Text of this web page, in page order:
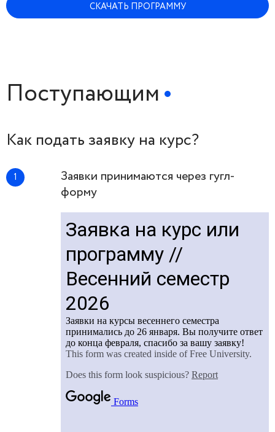
СКАЧАТЬ ПРОГРАММУ
Поступающим
Как подать заявку на курс?
Заявки принимаются через гугл-
форму